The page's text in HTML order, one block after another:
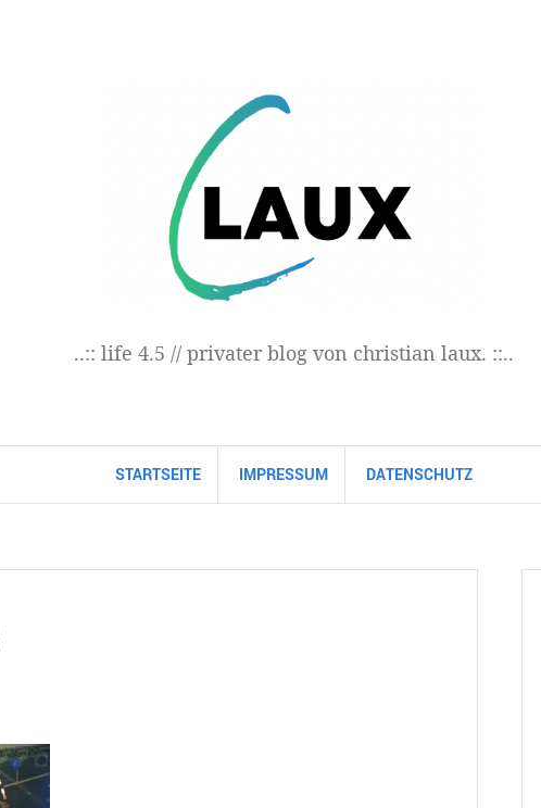
..:: life 4.5 // privater blog von christian laux. ::..
STARTSEITE IMPRESSUM DATENSCHUTZ